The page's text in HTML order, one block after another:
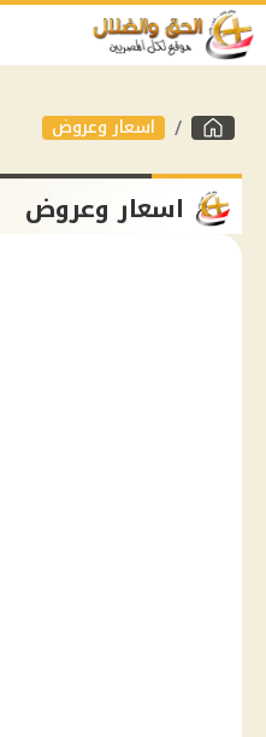
اسعار وعروض
اسعار وعروض